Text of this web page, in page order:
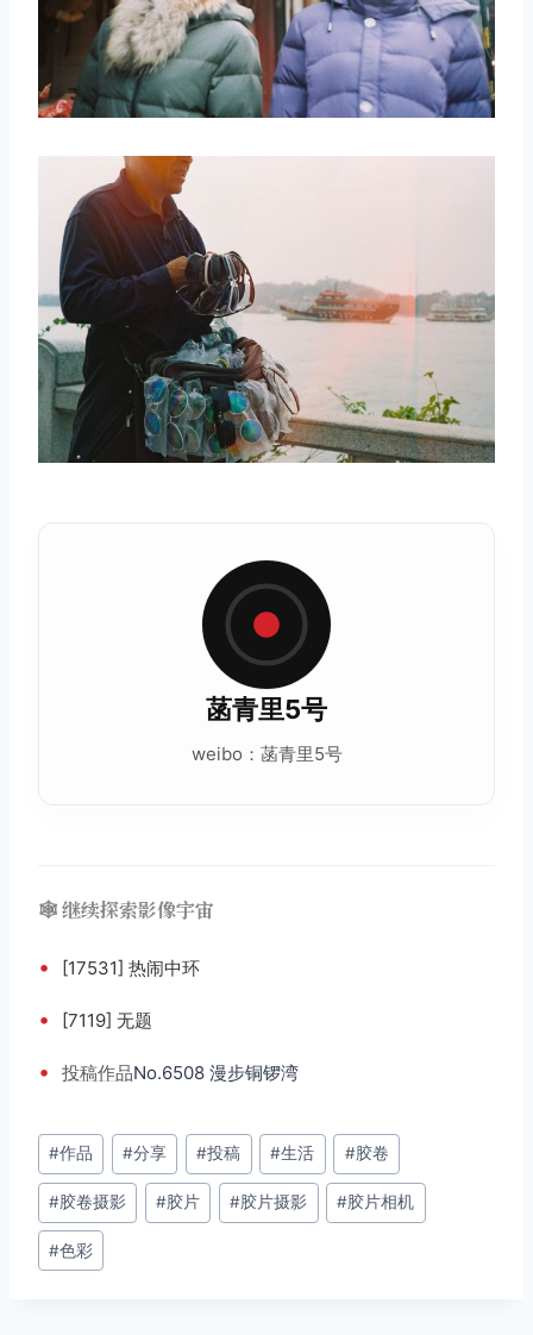
菡青里5号
weibo：菡青里5号
🕸️ 继续探索影像宇宙
• [17531] 热闹中环
• [7119] 无题
• 投稿作品No.6508 漫步铜锣湾
文
章
标
签：
#作品 #分享 #投稿 #生活 #胶卷
#胶卷摄影 #胶片 #胶片摄影 #胶片相机
#色彩
取消 搜索